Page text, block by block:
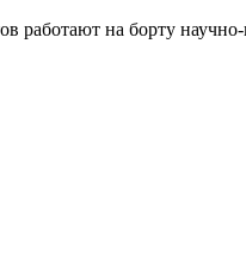
работают на борту